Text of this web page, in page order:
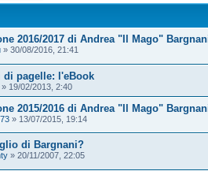
2016/2017 di Andrea "Il Mago"
» 30/08/2016, 21:41
di pagelle: l'eBook
» 19/02/2013, 2:40
2015/2016 di Andrea "Il Mago"
» 13/07/2015, 19:14
di Bargnani?
» 20/11/2007, 22:05